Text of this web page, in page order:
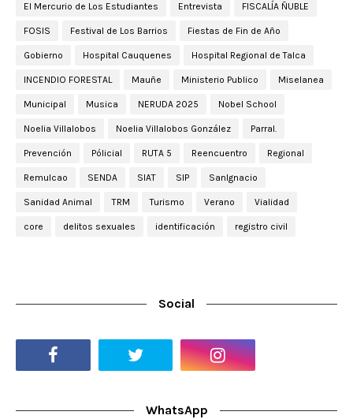
El Mercurio de Los Estudiantes Entrevista FISCALÍA ÑUBLE
FOSIS Festival de Los Barrios Fiestas de Fin de Año
Gobierno Hospital Cauquenes Hospital Regional de Talca
INCENDIO FORESTAL Mauñe Ministerio Publico Miselanea
Municipal Musica NERUDA 2025 Nobel School
Noelia Villalobos Noelia Villalobos González Parral.
Prevención Pólicial RUTA 5 Reencuentro Regional
Remulcao SENDA SIAT SIP SanIgnacio
Sanidad Animal TRM Turismo Verano Vialidad
core delitos sexuales identificación registro civil
Social
WhatsApp